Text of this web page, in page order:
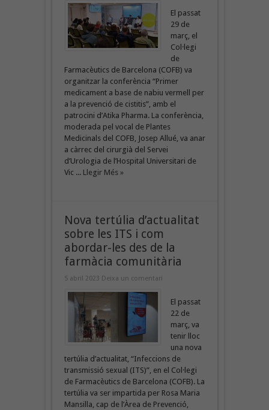
El passat
29 de
març, el
Col·legi
de
Farmacèutics de Barcelona (COFB) va
organitzar la conferència “Primer
medicament a base de nabiu vermell per
a la prevenció de cistitis”, amb el
patrocini d’Atika Pharma. La conferència,
moderada pel vocal de Plantes
Medicinals del COFB, Josep Allué, va anar
a càrrec del cirurgià del Servei
d’Urologia de l’Hospital Universitari de
Vic ... Llegir Més »
Nova tertúlia d’actualitat
sobre les ITS i com
abordar-les des de la
farmàcia comunitària
5 abril 2023 Deixa un comentari
El passat
22 de
març, va
tenir lloc
una nova
tertúlia d’actualitat, “Infeccions de
transmissió sexual (ITS)”, en el Col·legi
de Farmacèutics de Barcelona (COFB). La
tertúlia va ser impartida per Rosa Maria
Mansilla, cap de l’Àrea de Prevenció,